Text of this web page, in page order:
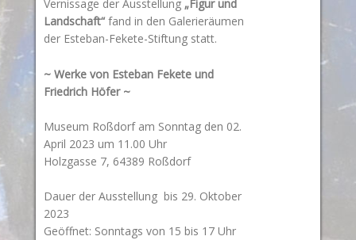
Vernissage der Ausstellung „Figur und
Landschaft“ fand in den Galerieräumen
der Esteban-Fekete-Stiftung statt.
~ Werke von Esteban Fekete und
Friedrich Höfer ~
Museum Roßdorf am Sonntag den 02.
April 2023 um 11.00 Uhr
Holzgasse 7, 64389 Roßdorf
Dauer der Ausstellung bis 29. Oktober
2023
Geöffnet: Sonntags von 15 bis 17 Uhr